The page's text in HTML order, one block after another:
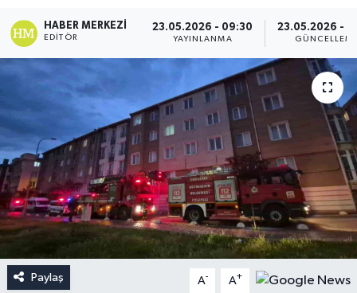
HABER MERKEZI
EDITÖR
23.05.2026 - 09:30
YAYINLANMA
23.05.2026 -
Paylaş A- A+